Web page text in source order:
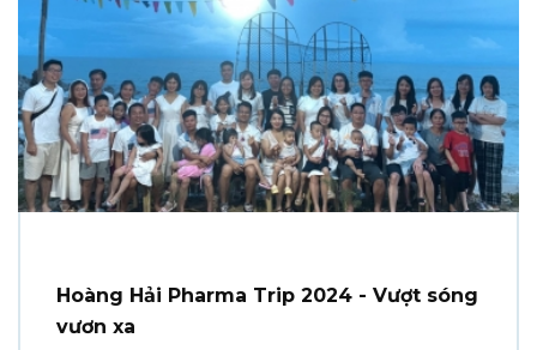
Hoàng Hải Pharma Trip 2024 - Vượt sóng
vươn xa